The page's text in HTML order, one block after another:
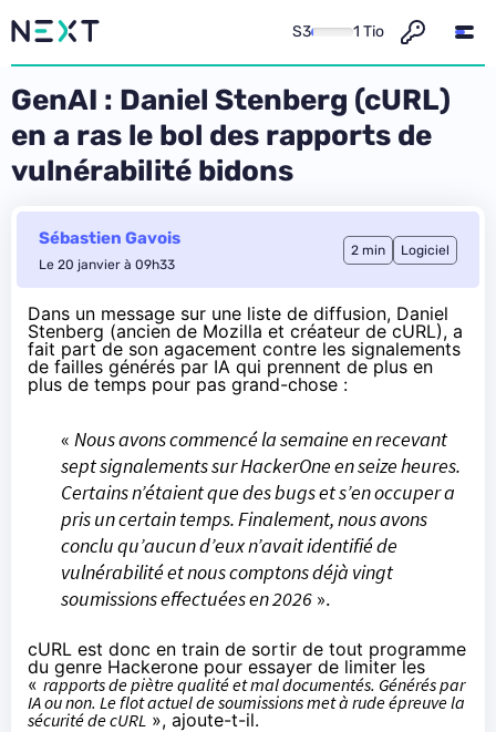
S3 1 Tio
GenAI : Daniel Stenberg (cURL)
en a ras le bol des rapports de
vulnérabilité bidons
Sébastien Gavois
Le 20 janvier à 09h33
2 min Logiciel
Dans un message sur une liste de diffusion, Daniel
Stenberg (ancien de Mozilla et créateur de cURL), a
fait part de son agacement contre les signalements
de failles générés par IA qui prennent de plus en
plus de temps pour pas grand-chose :
« Nous avons commencé la semaine en recevant
sept signalements sur HackerOne en seize heures.
Certains n’étaient que des bugs et s’en occuper a
pris un certain temps. Finalement, nous avons
conclu qu’aucun d’eux n’avait identifié de
vulnérabilité et nous comptons déjà vingt
soumissions effectuées en 2026 ».
cURL est donc en train de sortir de tout programme
du genre Hackerone pour essayer de limiter les
« rapports de piètre qualité et mal documentés. Générés par
IA ou non. Le flot actuel de soumissions met à rude épreuve la
sécurité de cURL », ajoute-t-il.